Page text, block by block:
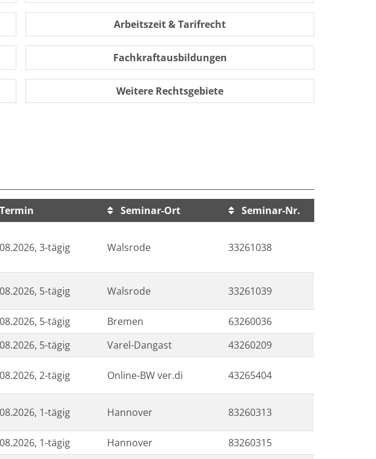
Arbeitszeit & Tarifrecht
Fachkraftausbildungen
Weitere Rechtsgebiete
Termin Seminar-Ort
Seminar-Nr.
3-tägig Walsrode 33261038
5-tägig Walsrode 33261039
5-tägig Bremen
63260036
5-tägig Varel-Dangast
43260209
2-tägig Online-BW ver.di 43265404
1-tägig Hannover 83260313
1-tägig Hannover
83260315